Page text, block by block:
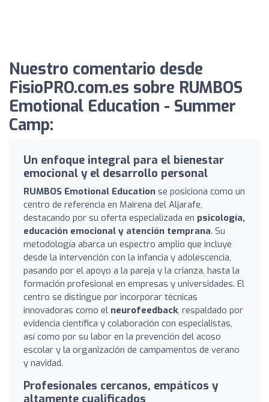
Nuestro comentario desde
FisioPRO.com.es sobre RUMBOS
Emotional Education - Summer
Camp:
Un enfoque integral para el bienestar
emocional y el desarrollo personal
RUMBOS Emotional Education se posiciona como un
centro de referencia en Mairena del Aljarafe,
destacando por su oferta especializada en psicología,
educación emocional y atención temprana. Su
metodología abarca un espectro amplio que incluye
desde la intervención con la infancia y adolescencia,
pasando por el apoyo a la pareja y la crianza, hasta la
formación profesional en empresas y universidades. El
centro se distingue por incorporar técnicas
innovadoras como el neurofeedback, respaldado por
evidencia científica y colaboración con especialistas,
así como por su labor en la prevención del acoso
escolar y la organización de campamentos de verano
y navidad.
Profesionales cercanos, empáticos y
altamente cualificados